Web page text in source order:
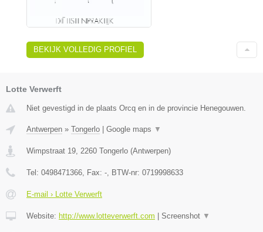
BEKIJK VOLLEDIG PROFIEL
Lotte Verwerft
Niet gevestigd in de plaats Orcq en in de provincie Henegouwen.
Antwerpen » Tongerlo Google maps ▼
Wimpstraat 19, 2260 Tongerlo (Antwerpen)
Tel: 0498471366, Fax: -, BTW-nr: 0719998633
E-mail › Lotte Verwerft
Website: http://www.lotteverwerft.com Screenshot ▼